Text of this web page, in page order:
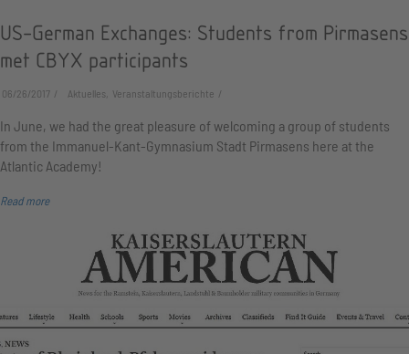
US-German Exchanges: Students from Pirmasens
met CBYX participants
06/26/2017 Aktuelles, Veranstaltungsberichte
In June, we had the great pleasure of welcoming a group of students
from the Immanuel-Kant-Gymnasium Stadt Pirmasens here at the
Atlantic Academy!
Read more